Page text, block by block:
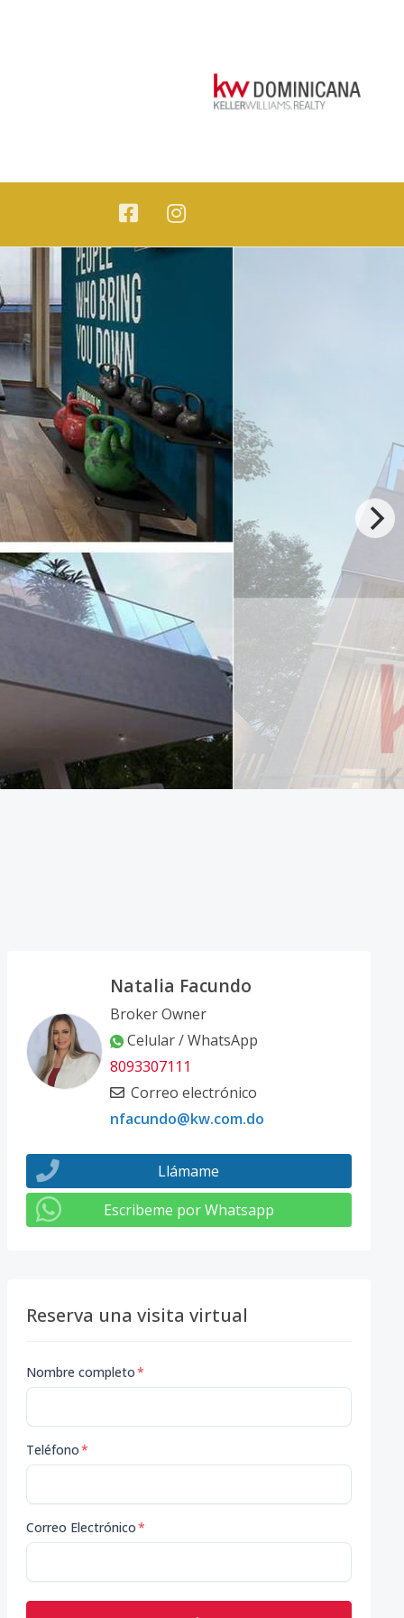
Natalia Facundo
Broker Owner
Celular / WhatsApp
8093307111
Correo electrónico
nfacundo@kw.com.do
Llámame
Escribeme por Whatsapp
Reserva una visita virtual
Nombre completo*
Teléfono*
Correo Electrónico*
de Blue Mall. - KW DOMINICANA